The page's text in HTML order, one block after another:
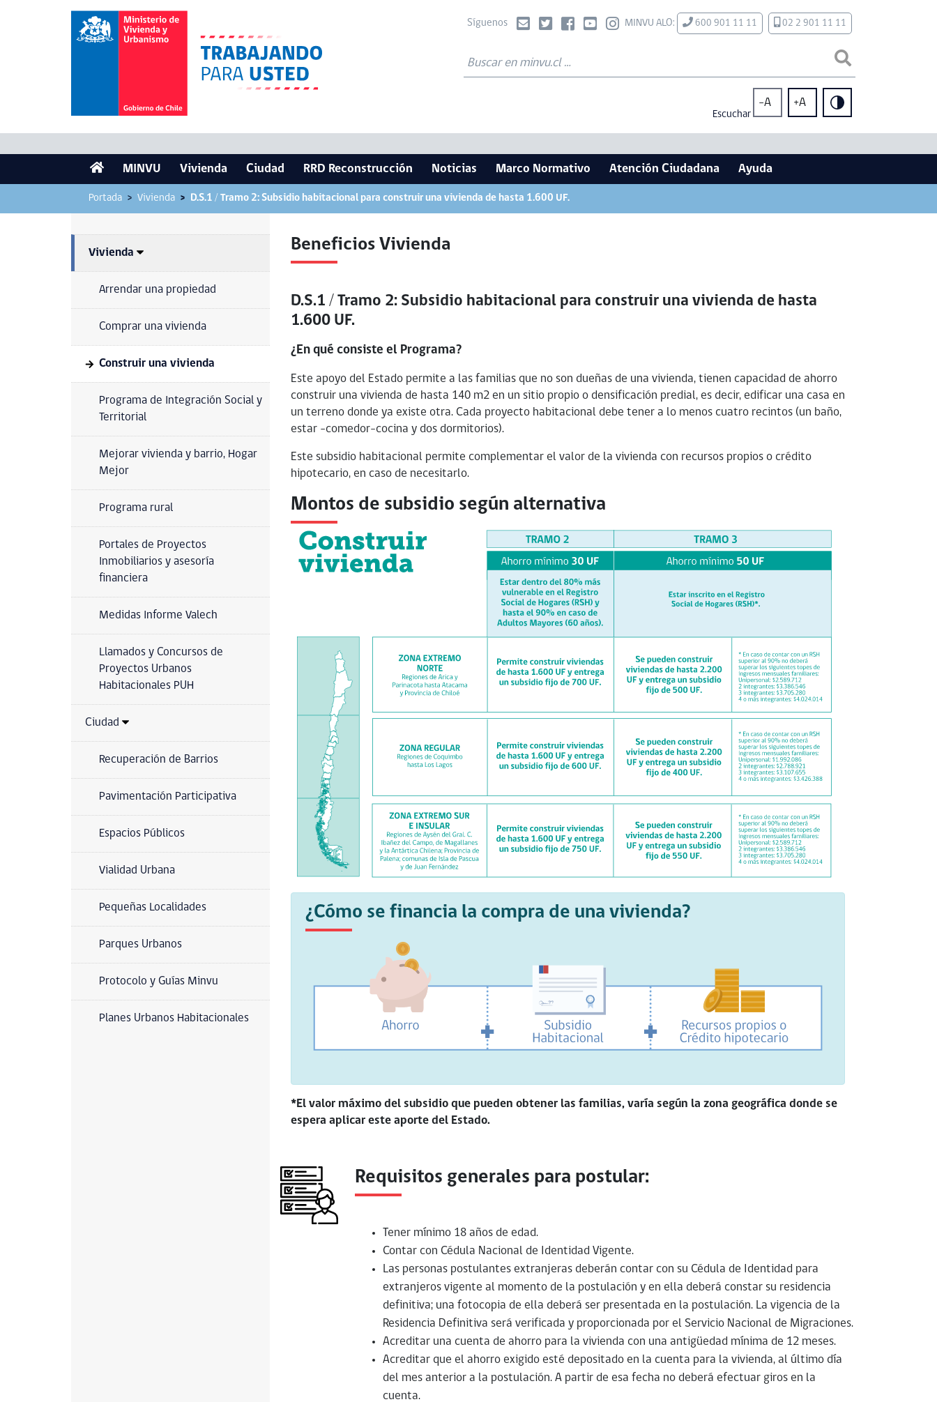
Síguenos MINVU ALO: 600 901 11 11 02 2 901 11 11
Escuchar
-A +A
MINVU Vivienda Ciudad RRD Reconstrucción Noticias Marco Normativo Atención Ciudadana Ayuda
Portada Vivienda D.S.1 / Tramo 2: Subsidio habitacional para construir una vivienda de hasta 1.600 UF.
Vivienda
Arrendar una propiedad
Comprar una vivienda
Construir una vivienda
Programa de Integración Social y
Territorial
Mejorar vivienda y barrio, Hogar
Mejor
Programa rural
Portales de Proyectos
Inmobiliarios y asesoría
financiera
Medidas Informe Valech
Llamados y Concursos de
Proyectos Urbanos
Habitacionales PUH
Ciudad
Recuperación de Barrios
Pavimentación Participativa
Espacios Públicos
Vialidad Urbana
Pequeñas Localidades
Parques Urbanos
Protocolo y Guías Minvu
Planes Urbanos Habitacionales
Beneficios Vivienda
D.S.1 / Tramo 2: Subsidio habitacional para construir una vivienda de hasta
1.600 UF.
¿En qué consiste el Programa?
Este apoyo del Estado permite a las familias que no son dueñas de una vivienda, tienen capacidad de ahorro
construir una vivienda de hasta 140 m2 en un sitio propio o densificación predial, es decir, edificar una casa en
un terreno donde ya existe otra. Cada proyecto habitacional debe tener a lo menos cuatro recintos (un baño,
estar –comedor-cocina y dos dormitorios).
Este subsidio habitacional permite complementar el valor de la vivienda con recursos propios o crédito
hipotecario, en caso de necesitarlo.
Montos de subsidio según alternativa
¿Cómo se financia la compra de una vivienda?
*El valor máximo del subsidio que pueden obtener las familias, varía según la zona geográfica donde se
espera aplicar este aporte del Estado.
Requisitos generales para postular:
Tener mínimo 18 años de edad.
Contar con Cédula Nacional de Identidad Vigente.
Las personas postulantes extranjeras deberán contar con su Cédula de Identidad para
extranjeros vigente al momento de la postulación y en ella deberá constar su residencia
definitiva; una fotocopia de ella deberá ser presentada en la postulación. La vigencia de la
Residencia Definitiva será verificada y proporcionada por el Servicio Nacional de Migraciones.
Acreditar una cuenta de ahorro para la vivienda con una antigüedad mínima de 12 meses.
Acreditar que el ahorro exigido esté depositado en la cuenta para la vivienda, al último día
del mes anterior a la postulación. A partir de esa fecha no deberá efectuar giros en la
cuenta.